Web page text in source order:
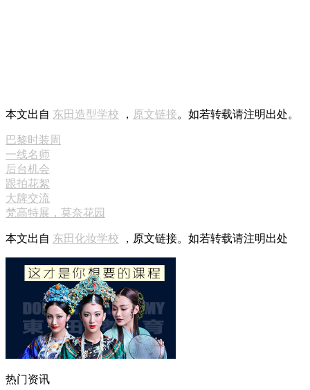
本文出自 东田造型学校 ， 原文链接。如若转载请注明出处。
巴黎时装周
一线名师
后台机会
跟拍花絮
大牌交流
梵高特展，莫奈花园
本文出自 东田化妆学校 ，原文链接。如若转载请注明出处
热门资讯